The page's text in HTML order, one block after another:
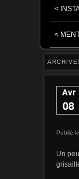
<
<
Avr
08
Publié le
Un